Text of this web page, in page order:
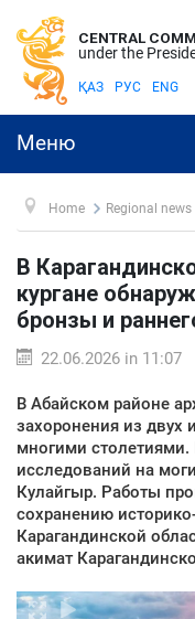
CENTRAL
under the
ҚАЗ РУС ENG
Меню
Home Regional news
В
кургане
бронзы и
22.06.2026 in 11:07
В Абайском районе
захоронения из двух
многими
исследований на
Кулайгыр. Работы
сохранению
Карагандинской
акимат